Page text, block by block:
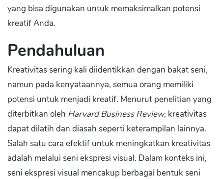
yang bisa digunakan untuk memaksimalkan potensi
kreatif Anda.
Pendahuluan
Kreativitas sering kali diidentikkan dengan bakat seni,
namun pada kenyataannya, semua orang memiliki
potensi untuk menjadi kreatif. Menurut penelitian yang
diterbitkan oleh Harvard Business Review, kreativitas
dapat dilatih dan diasah seperti keterampilan lainnya.
Salah satu cara efektif untuk meningkatkan kreativitas
adalah melalui seni ekspresi visual. Dalam konteks ini,
seni ekspresi visual mencakup berbagai bentuk seni